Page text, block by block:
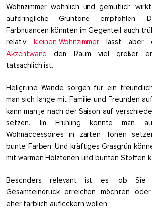
Wohnzimmer wohnlich und gemütlich
aufdringliche Grüntöne empfohlen.
Farbnuancen könnten im Gegenteil auch
relativ kleinen Wohnzimmerlässt aber
Akzentwand den Raum viel größer
tatsächlich ist.
Hellgrüne Wände sorgen für ein
man sich lange mit Familie und Freunden
kann man je nach der Saison auf
setzen. Im Frühling könnte man
Wohnaccessoires in zarten Tönen
bunte Farben. Und kräftiges Grasgrün
mit warmen Holztönen und bunten Stoffen
Besonders relevant ist es, ob Sie
Gesamteindruck erreichen möchten oder
eher farblich auflockern wollen.